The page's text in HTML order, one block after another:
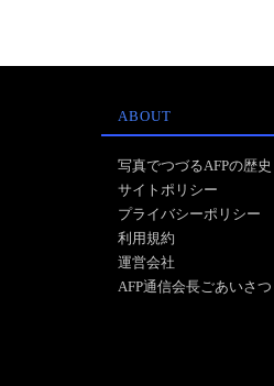
ABOUT
写真でつづるAFPの歴史
サイトポリシー
プライバシーポリシー
利用規約
運営会社
AFP通信会長ごあいさつ